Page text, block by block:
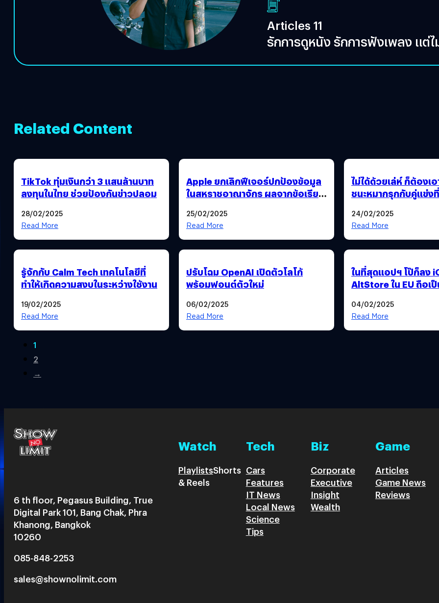
Articles 11
รักการดูหนัง รักการฟังเพลง แต่
Related Content
TikTok ทุ่มเงินกว่า 3 แสนล้านบาท
ลงทุนในไทย ช่วยป้องกันข่าวปลอม
28/02/2025
Read More
Apple ยกเลิกฟีเจอร์ปกป้องข้อมูล
ในสหราชอาณาจักร ผลจากข้อเรียก
25/02/2025
Read More
ไม่ได้ด้วยเล่ห์ ก็ต้องเ
ชนะหมากรุกกับคู่แข่งที่
24/02/2025
Read More
รู้จักกับ Calm Tech เทคโนโลยีที่
ทำให้เกิดความสงบในระหว่างใช้งาน
19/02/2025
Read More
ปรับโฉม OpenAI เปิดตัวโลโก้
พร้อมฟอนต์ตัวใหม่
06/02/2025
Read More
ในที่สุดแอปฯ โป๊ก็ลง
AltStore ใน EU ถือเ
04/02/2025
Read More
1
2
→
6 th floor, Pegasus Building, True
Digital Park 101, Bang Chak, Phra
Khanong, Bangkok
10260
085-848-2253
sales@shownolimit.com
Watch
PlaylistsShorts
& Reels
Tech
Cars
Features
IT News
Local News
Science
Tips
Biz
Corporate
Executive
Insight
Wealth
Game
Articles
Game News
Reviews